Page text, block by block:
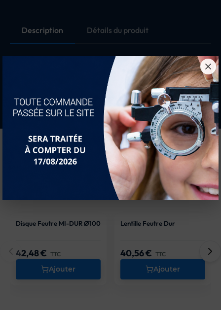
Description Détails du produit
Disque feutre souple, centre plastique
Vous aimerez peut-être...
Disque Feutre MI-DUR Ø100
Prix
42,48 € TTC
Ajouter
Lentille Feutre Dur
Prix
40,56 € TTC
Ajouter